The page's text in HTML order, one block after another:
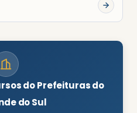
do Prefeituras do
do Sul